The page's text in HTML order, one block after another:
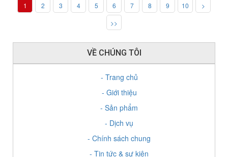
1 2 3 4 5 6 7 8 9 10
>
>>
VỀ CHÚNG TÔI
- Trang chủ
- Giới thiệu
- Sản phẩm
- Dịch vụ
- Chính sách chung
- Tin tức & sự kiện